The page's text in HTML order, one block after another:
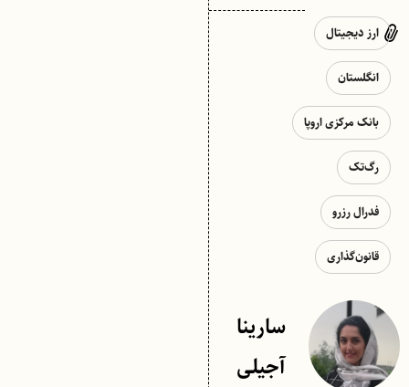
ارز دیجیتال
انگلستان
بانک مرکزی اروپا
رگ‌تک
فدرال رزرو
قانون‌گذاری
سارینا
آجیلی